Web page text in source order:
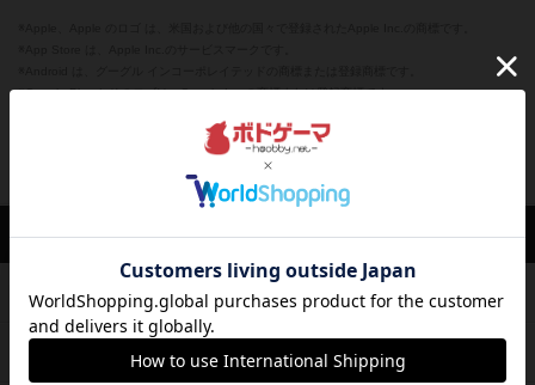
※Google Play とそのロゴは、Google Inc.の商標または登録商標です。
ボドとも一覧 大尉 マイボードゲーム
閉じる
ボードゲームのプレイ履歴を記録し
て、
自分のデータを管理しませんか？
約75,000人がボドゲーマを利用中！
ボドゲーマTOP
ボードゲームを検索する
ボードゲームの新着レビュー